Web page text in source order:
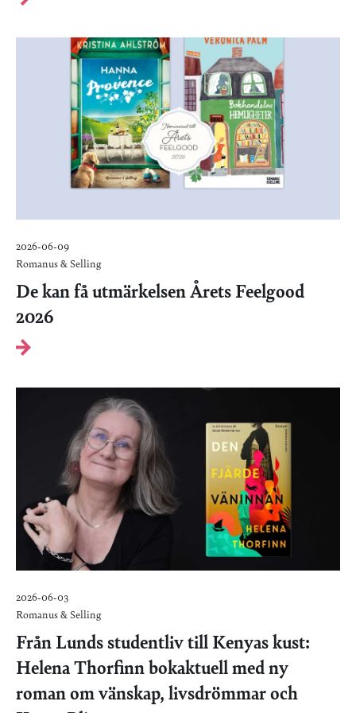
2026-06-09
Romanus & Selling
De kan få utmärkelsen Årets Feelgood
2026
2026-06-03
Romanus & Selling
Från Lunds studentliv till Kenyas kust:
Helena Thorfinn bokaktuell med ny
roman om vänskap, livsdrömmar och